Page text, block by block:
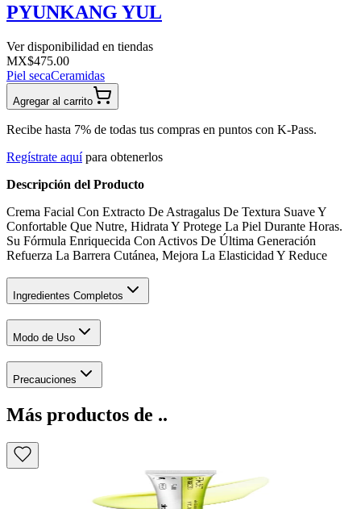
PYUNKANG YUL
Ver disponibilidad en tiendas
MX$475.00
Piel secaCeramidas
Agregar al carrito
Recibe hasta 7% de todas tus compras en puntos con K-Pass.
Regístrate aquí para obtenerlos
Descripción del Producto
Crema Facial Con Extracto De Astragalus De Textura Suave Y
Confortable Que Nutre, Hidrata Y Protege La Piel Durante Horas.
Su Fórmula Enriquecida Con Activos De Última Generación
Refuerza La Barrera Cutánea, Mejora La Elasticidad Y Reduce
Ingredientes Completos
Modo de Uso
Precauciones
Más productos de ..